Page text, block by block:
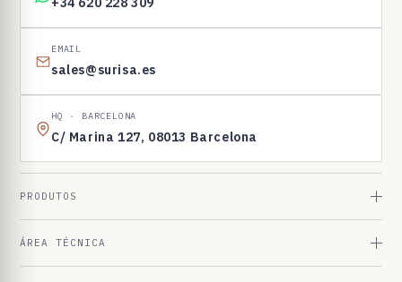
EMAIL
sales@surisa.es
HQ · BARCELONA
C/ Marina 127, 08013 Barcelona
PRODUTOS
ÁREA TÉCNICA